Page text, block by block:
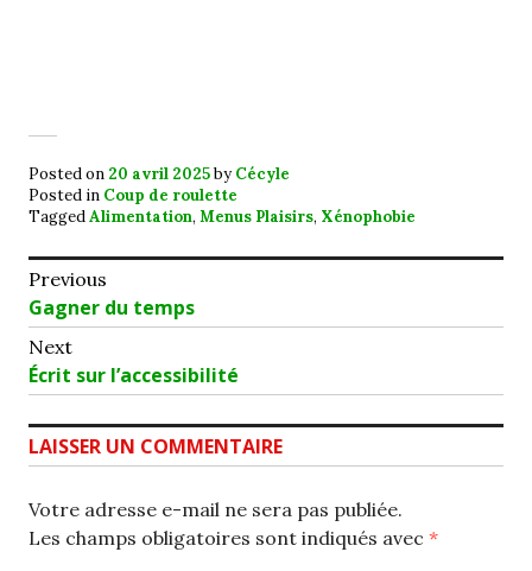
Posted on 20 avril 2025byCécyle
Posted in Coup de roulette
TaggedAlimentation, Menus Plaisirs, Xénophobie
Navigation
de
l’article
Previous
Previous
post:
Gagner du temps
Next
Next
post:
Écrit sur l’accessibilité
LAISSER UN COMMENTAIRE
Votre adresse e-mail ne sera pas publiée.
Les champs obligatoires sont indiqués avec *